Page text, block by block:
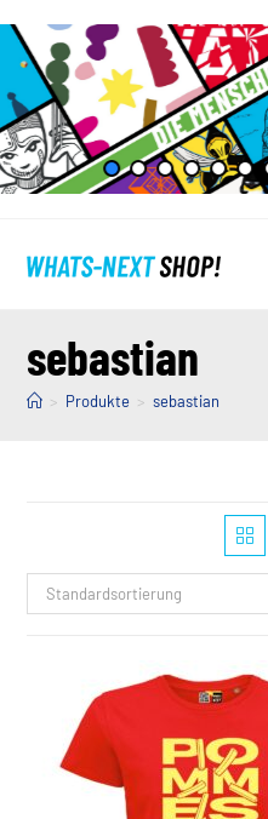
Inhalt
springen
sebastian
> Produkte > sebastian
Standardsortierung